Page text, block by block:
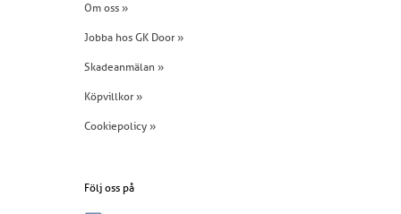
Om oss »
Jobba hos GK Door »
Skadeanmälan »
Köpvillkor »
Cookiepolicy »
Följ oss på